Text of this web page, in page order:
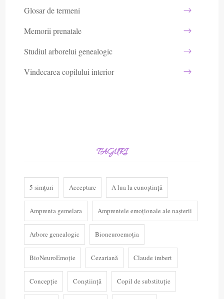
Glosar de termeni
Memorii prenatale
Studiul arborelui genealogic
Vindecarea copilului interior
TAGURI
5 simțuri Acceptare A lua la cunoștință
Amprenta gemelara Amprentele emoționale ale nașterii
Arbore genealogic Bioneuroemoția
BioNeuroEmoție Cezariană Claude imbert
Concepție Conștiință Copil de substituție